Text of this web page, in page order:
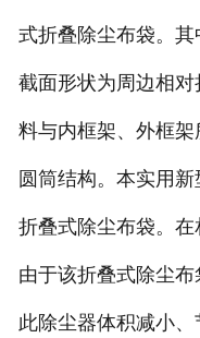
式折叠除尘布袋。
截面形状为周边相
料与内框架、外框
圆筒结构。本实用
折叠式除尘布袋。在
由于该折叠式除尘
此除尘器体积减小